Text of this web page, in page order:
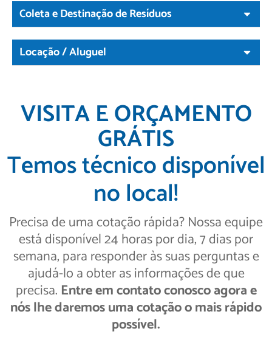
Coleta e Destinação de Resíduos
Locação / Aluguel
VISITA E ORÇAMENTO
GRÁTIS
Temos técnico disponível
no local!
Precisa de uma cotação rápida? Nossa equipe
está disponível 24 horas por dia, 7 dias por
semana, para responder às suas perguntas e
ajudá-lo a obter as informações de que
precisa. Entre em contato conosco agora e
nós lhe daremos uma cotação o mais rápido
possível.